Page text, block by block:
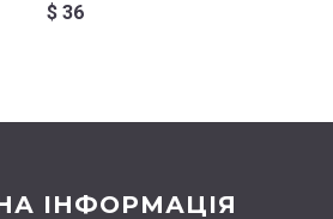
$36
ІНФОРМАЦІЯ